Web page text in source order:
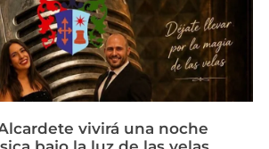
vivirá una noche